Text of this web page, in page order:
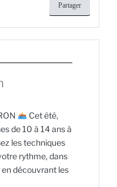
Partager
Cet été,
de 10 à 14 ans à
les techniques
rythme, dans
découvrant les